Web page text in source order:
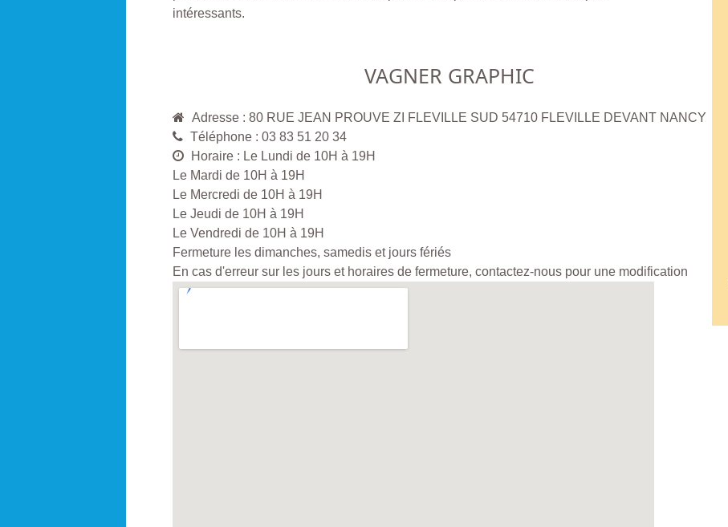
intéressants.
VAGNER GRAPHIC
Adresse : 80 RUE JEAN PROUVE ZI FLEVILLE SUD 54710 FLEVILLE DEVANT NANCY
Téléphone : 03 83 51 20 34
Horaire : Le Lundi de 10H à 19H
Le Mardi de 10H à 19H
Le Mercredi de 10H à 19H
Le Jeudi de 10H à 19H
Le Vendredi de 10H à 19H
Fermeture les dimanches, samedis et jours fériés
En cas d'erreur sur les jours et horaires de fermeture, contactez-nous pour une modification